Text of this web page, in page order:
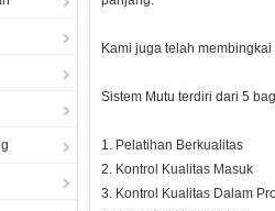
Kami juga telah
Sistem Mutu terdiri dari 5
1. Pelatihan Berkualitas
2. Kontrol Kualitas Masuk
3. Kontrol Kualitas Dalam